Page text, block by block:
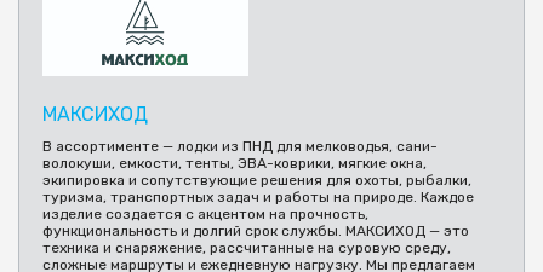
МАКСИХОД
В ассортименте — лодки из ПНД для мелководья, сани-
волокуши, емкости, тенты, ЭВА-коврики, мягкие окна,
экипировка и сопутствующие решения для охоты, рыбалки,
туризма, транспортных задач и работы на природе. Каждое
изделие создается с акцентом на прочность,
функциональность и долгий срок службы. МАКСИХОД — это
техника и снаряжение, рассчитанные на суровую среду,
сложные маршруты и ежедневную нагрузку. Мы предлагаем